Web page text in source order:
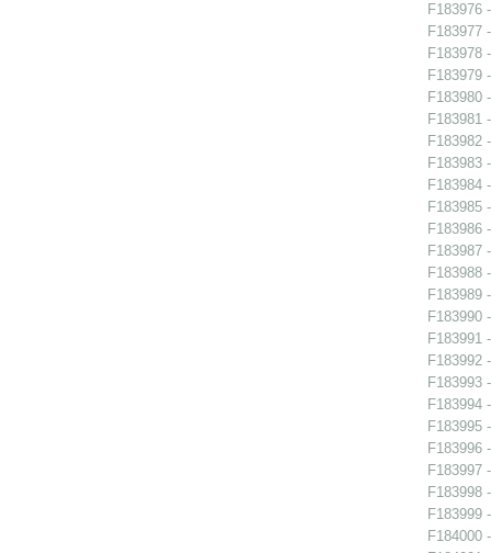
F183976
F183977
F183978
F183979
F183980
F183981
F183982
F183983
F183984
F183985
F183986
F183987
F183988
F183989
F183990
F183991
F183992
F183993
F183994
F183995
F183996
F183997
F183998
F183999
F184000